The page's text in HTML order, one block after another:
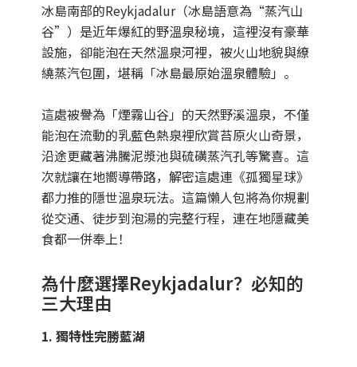
冰島南部的Reykjadalur（冰島語意為“蒸汽山
谷”）是近年爆紅的野溫泉秘境，這裡沒有豪華
設施，卻能泡在天然溫泉河裡，被火山地貌與繚
繞蒸汽包圍，堪稱「冰島最原始溫泉體驗」。
這處被譽為「煙霧山谷」的天然野溪溫泉，不僅
能泡在流動的乳藍色熱泉裡欣賞苔原火山奇景，
沿途更藏著沸騰泥漿池與硫磺蒸汽孔等驚喜。這
次就讓在地嚮導帶路，解密這處連《孤獨星球》
都力推的隱世溫泉玩法。這篇懶人包將為你規劃
從交通、徒步到泡湯的完整行程，連在地隱藏美
食都一併奉上！
為什麼選擇Reykjadalur？必知的
三大理由
1. 獨特性完勝藍湖